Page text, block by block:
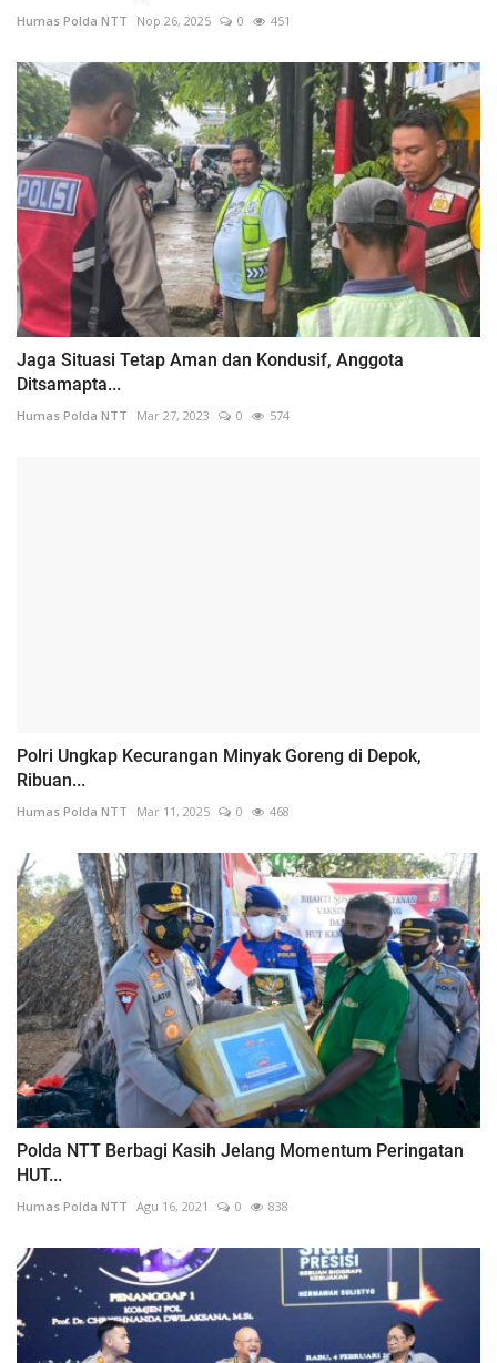
Humas Polda NTT Nop 26, 2025 0 451
Jaga Situasi Tetap Aman dan Kondusif, Anggota
Ditsamapta...
Humas Polda NTT Mar 27, 2023 0 574
Polri Ungkap Kecurangan Minyak Goreng di Depok,
Ribuan...
Humas Polda NTT Mar 11, 2025 0 468
Polda NTT Berbagi Kasih Jelang Momentum Peringatan
HUT...
Humas Polda NTT Agu 16, 2021 0 838